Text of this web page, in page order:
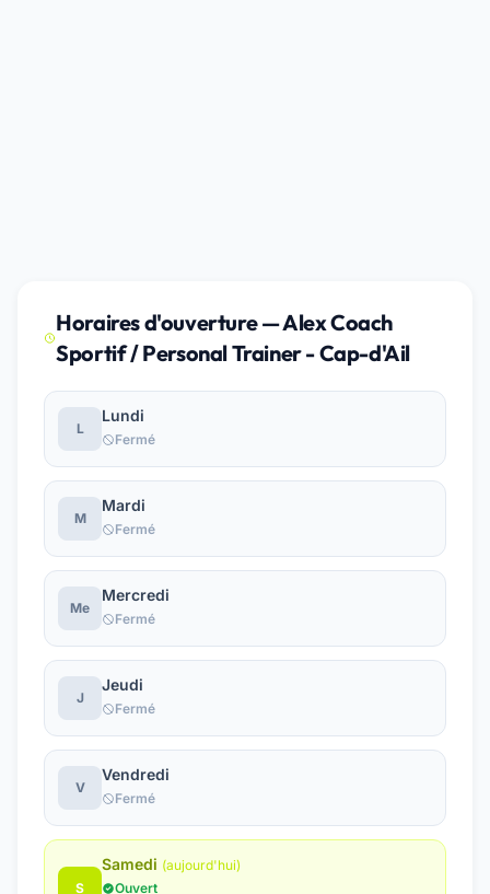
Horaires d'ouverture — Alex Coach
Sportif / Personal Trainer - Cap-d'Ail
L
Lundi
Fermé
M
Mardi
Fermé
Me
Mercredi
Fermé
J
Jeudi
Fermé
V
Vendredi
Fermé
S
Samedi (aujourd'hui)
Ouvert